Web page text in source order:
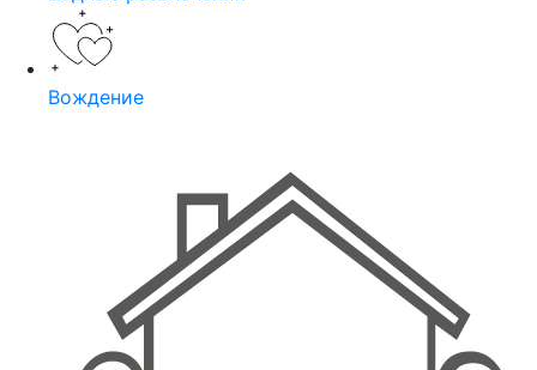
Вождение